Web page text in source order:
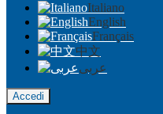
Italiano
English
Français
中文
عربى
Accedi